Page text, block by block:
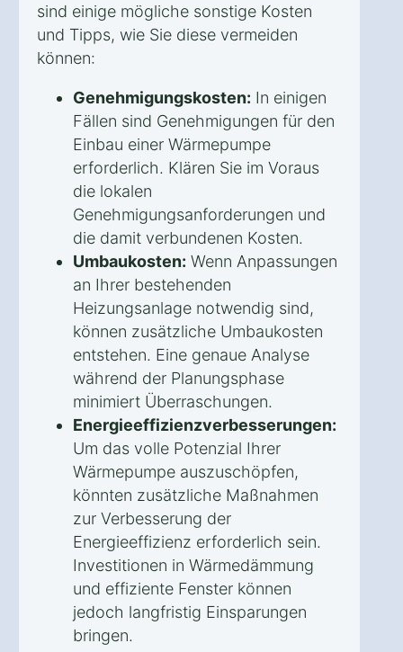
sind einige mögliche sonstige Kosten
und Tipps, wie Sie diese vermeiden
können:
Genehmigungskosten: In einigen
Fällen sind Genehmigungen für den
Einbau einer Wärmepumpe
erforderlich. Klären Sie im Voraus
die lokalen
Genehmigungsanforderungen und
die damit verbundenen Kosten.
Umbaukosten: Wenn Anpassungen
an Ihrer bestehenden
Heizungsanlage notwendig sind,
können zusätzliche Umbaukosten
entstehen. Eine genaue Analyse
während der Planungsphase
minimiert Überraschungen.
Energieeffizienzverbesserungen:
Um das volle Potenzial Ihrer
Wärmepumpe auszuschöpfen,
könnten zusätzliche Maßnahmen
zur Verbesserung der
Energieeffizienz erforderlich sein.
Investitionen in Wärmedämmung
und effiziente Fenster können
jedoch langfristig Einsparungen
bringen.